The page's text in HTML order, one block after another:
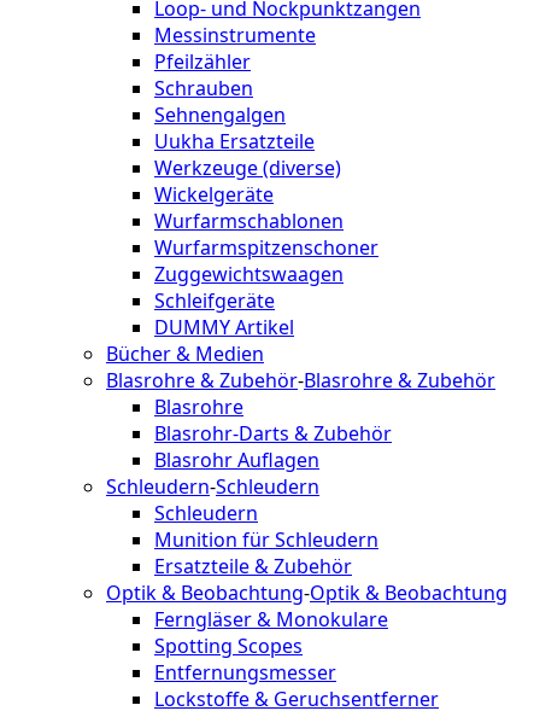
Loop- und Nockpunktzangen
Messinstrumente
Pfeilzähler
Schrauben
Sehnengalgen
Uukha Ersatzteile
Werkzeuge (diverse)
Wickelgeräte
Wurfarmschablonen
Wurfarmspitzenschoner
Zuggewichtswaagen
Schleifgeräte
DUMMY Artikel
Bücher & Medien
Blasrohre & Zubehör-Blasrohre & Zubehör
Blasrohre
Blasrohr-Darts & Zubehör
Blasrohr Auflagen
Schleudern-Schleudern
Schleudern
Munition für Schleudern
Ersatzteile & Zubehör
Optik & Beobachtung-Optik & Beobachtung
Ferngläser & Monokulare
Spotting Scopes
Entfernungsmesser
Lockstoffe & Geruchsentferner